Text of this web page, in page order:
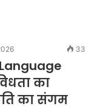
33
का
का संगम